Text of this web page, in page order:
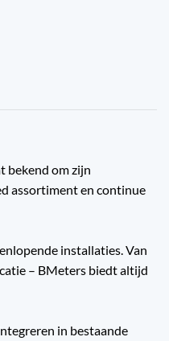
bekend om zijn
assortiment en continue
installaties. Van
– BMeters biedt altijd
in bestaande